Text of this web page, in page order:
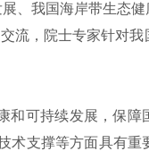
、我国海岸带生态
，院士专家针对我
可持续发展，保障
术支撑等方面具有